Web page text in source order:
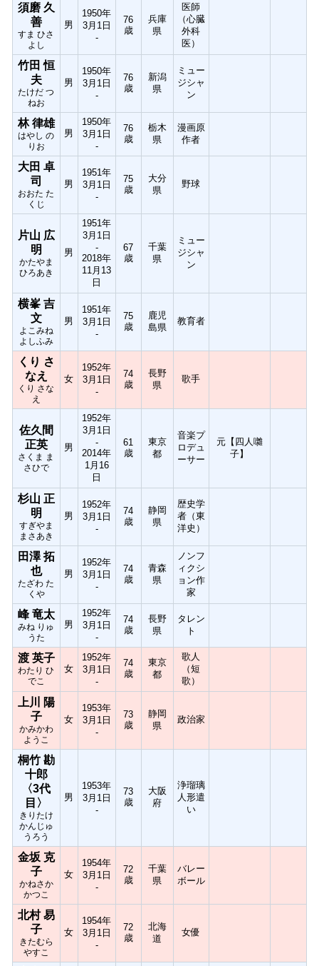
須磨 久
善
すま ひさ
よし
男
1950年
3月1日
-
76
歳
兵庫
県
医師
（心臓
外科
医）
竹田 恒
夫
たけだ つ
ねお
男
1950年
3月1日
-
76
歳
新潟
県
ミュー
ジシャ
ン
林 律雄
はやし の
りお
男
1950年
3月1日
-
76
歳
栃木
県
漫画原
作者
大田 卓
司
おおた た
くじ
男
1951年
3月1日
-
75
歳
大分
県
野球
片山 広
明
かたやま
ひろあき
男
1951年
3月1日
-
2018年
11月13
日
67
歳
千葉
県
ミュー
ジシャ
ン
横峯 吉
文
よこみね
よしふみ
男
1951年
3月1日
-
75
歳
鹿児
島県
教育者
くり さ
なえ
くり さな
え
女
1952年
3月1日
-
74
歳
長野
県
歌手
佐久間
正英
さくま ま
さひで
男
1952年
3月1日
-
2014年
1月16
日
61
歳
東京
都
音楽プ
ロデュ
ーサー
元【四人囃
子】
杉山 正
明
すぎやま
まさあき
男
1952年
3月1日
-
74
歳
静岡
県
歴史学
者（東
洋史）
田澤 拓
也
たざわ た
くや
男
1952年
3月1日
-
74
歳
青森
県
ノンフ
ィクシ
ョン作
家
峰 竜太
みね りゅ
うた
男
1952年
3月1日
-
74
歳
長野
県
タレン
ト
渡 英子
わたり ひ
でこ
女
1952年
3月1日
-
74
歳
東京
都
歌人
（短
歌）
上川 陽
子
かみかわ
ようこ
女
1953年
3月1日
-
73
歳
静岡
県
政治家
桐竹 勘
十郎
〈3代
目〉
きりたけ
かんじゅ
うろう
男
1953年
3月1日
-
73
歳
大阪
府
浄瑠璃
人形遣
い
金坂 克
子
かねさか
かつこ
女
1954年
3月1日
-
72
歳
千葉
県
バレー
ボール
北村 易
子
きたむら
やすこ
女
1954年
3月1日
-
72
歳
北海
道
女優